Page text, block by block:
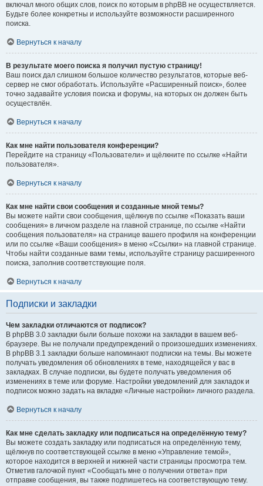
включал много общих слов, поиск по которым в phpBB не осуществляется.
Будьте более конкретны и используйте возможности расширенного
поиска.
Вернуться к началу
В результате моего поиска я получил пустую страницу!
Ваш поиск дал слишком большое количество результатов, которые веб-
сервер не смог обработать. Используйте «Расширенный поиск», более
точно задавайте условия поиска и форумы, на которых он должен быть
осуществлён.
Вернуться к началу
Как мне найти пользователя конференции?
Перейдите на страницу «Пользователи» и щёлкните по ссылке «Найти
пользователя».
Вернуться к началу
Как мне найти свои сообщения и созданные мной темы?
Вы можете найти свои сообщения, щёлкнув по ссылке «Показать ваши
сообщения» в личном разделе на главной странице, по ссылке «Найти
сообщения пользователя» на странице вашего профиля на конференции
или по ссылке «Ваши сообщения» в меню «Ссылки» на главной странице.
Чтобы найти созданные вами темы, используйте страницу расширенного
поиска, заполнив соответствующие поля.
Вернуться к началу
Подписки и закладки
Чем закладки отличаются от подписок?
В phpBB 3.0 закладки были больше похожи на закладки в вашем веб-
браузере. Вы не получали предупреждений о произошедших изменениях.
В phpBB 3.1 закладки больше напоминают подписки на темы. Вы можете
получать уведомления об обновлениях в теме, находящейся у вас в
закладках. В случае подписки, вы будете получать уведомления об
изменениях в теме или форуме. Настройки уведомлений для закладок и
подписок можно задать на вкладке «Личные настройки» личного раздела.
Вернуться к началу
Как мне сделать закладку или подписаться на определённую тему?
Вы можете создать закладку или подписаться на определённую тему,
щёлкнув по соответствующей ссылке в меню «Управление темой»,
которое находится в верхней и нижней части страницы просмотра тем.
Отметив галочкой пункт «Сообщать мне о получении ответа» при
отправке сообщения, вы также подпишетесь на соответствующую тему.